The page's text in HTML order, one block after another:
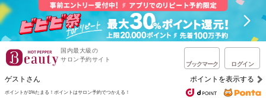
国内最大級の
サロン予約サイト
ブックマーク ログイン
ゲストさん ポイントを表示する
ポイントが1%たまる！ ポイントはサロン予約でつかえる！